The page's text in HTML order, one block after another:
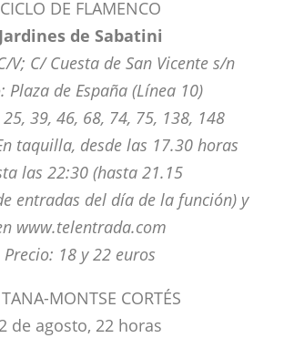
CICLO DE FLAMENCO
Jardines de Sabatini
V; C/ Cuesta de San Vicente s/n
Plaza de España (Línea 10)
39, 46, 68, 74, 75, 138, 148
taquilla, desde las 17.30 horas
las 22:30 (hasta 21.15
entradas del día de la función) y
www.telentrada.com
Precio: 18 y 22 euros
MONTSE CORTÉS
2 de agosto, 22 horas